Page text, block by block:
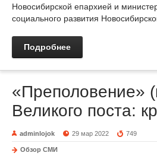
Новосибирской епархией и
социального развития
Подробнее
«Преполовение»
Великого поста:
adminlojok 29 мар 2022 749
Обзор СМИ